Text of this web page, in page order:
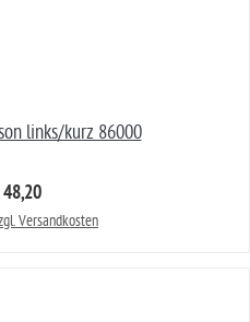
links/kurz 86000
48,20
Versandkosten